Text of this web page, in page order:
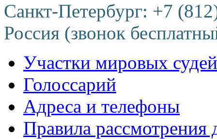
Санкт-Петербург: +7
Россия (звонок
Участки мировых судей
Голоссарий
Адреса и телефоны
Правила рассмотрения